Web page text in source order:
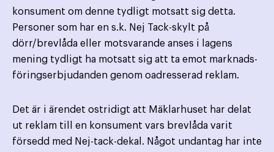
konsument om denne tydligt motsatt sig detta.
Personer som har en s.k. Nej Tack-skylt på
dörr/brevlåda eller motsvarande anses i lagens
mening tydligt ha motsatt sig att ta emot marknads­
föringserbjudanden genom oadresserad reklam.
Det är i ärendet ostridigt att Mäklarhuset har delat
ut reklam till en konsument vars brevlåda varit
försedd med Nej-tack-dekal. Något undantag har inte